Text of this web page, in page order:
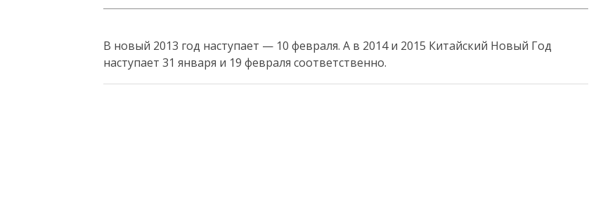
В новый 2013 год наступает — 10 февраля. А в 2014 и 2015 Китайский Новый Год
наступает 31 января и 19 февраля соответственно.